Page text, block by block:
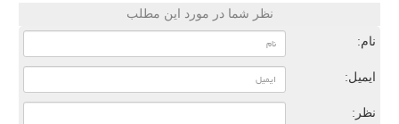
نظر شما در مورد این مطلب
نام:
ایمیل:
نظر: